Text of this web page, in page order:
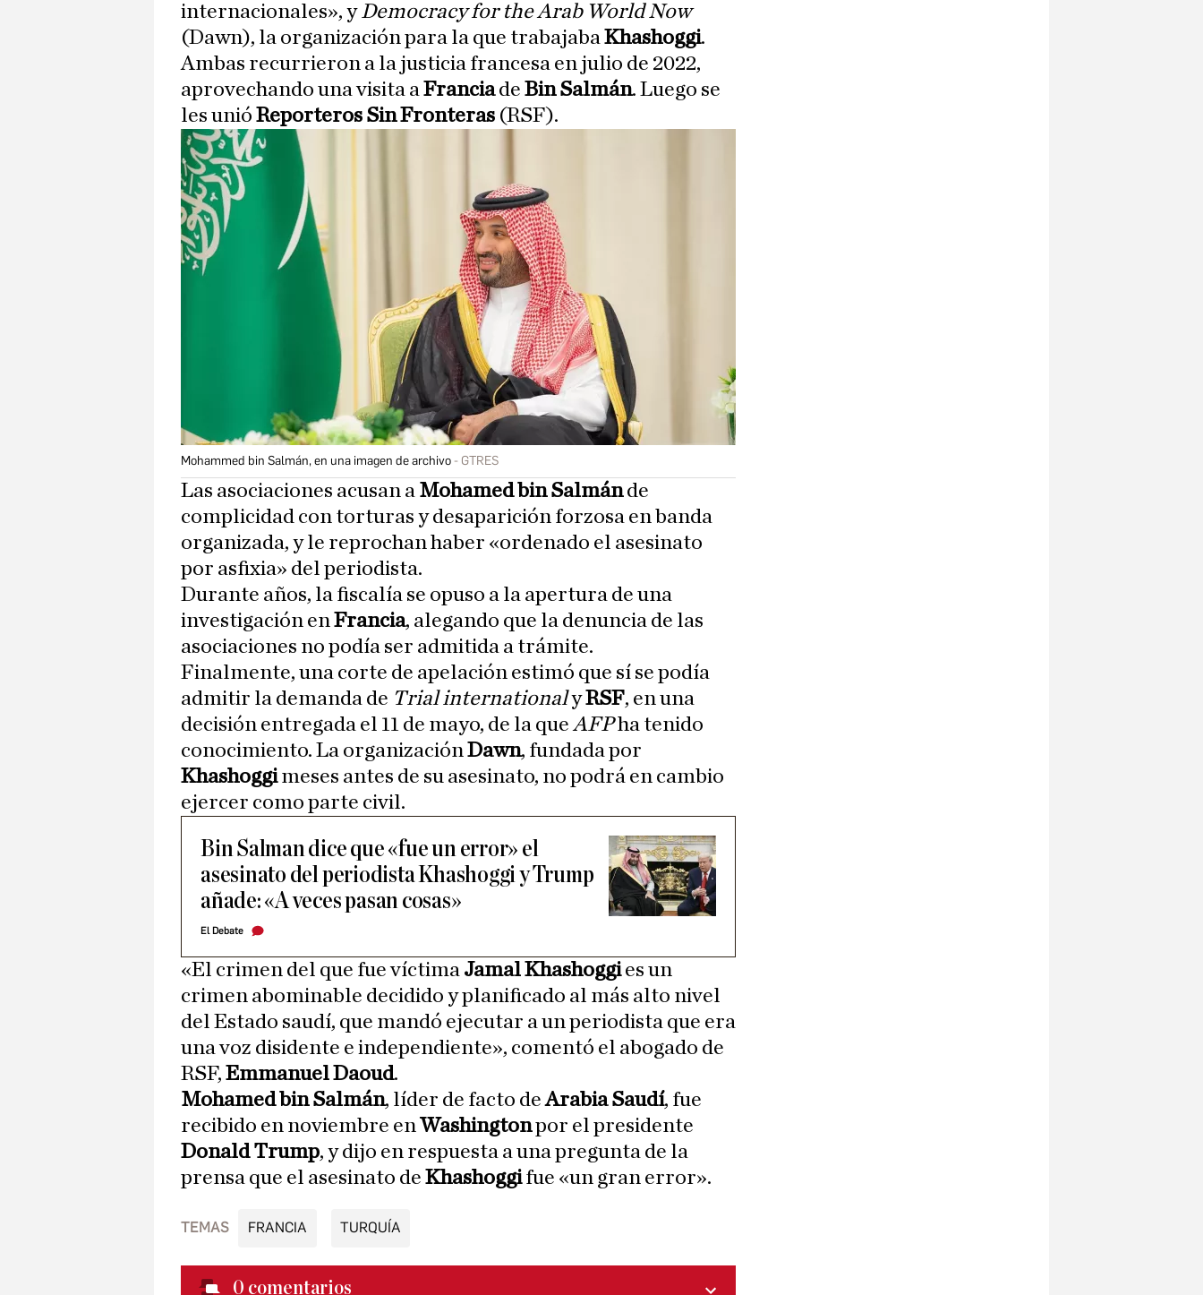
internacionales», yDemocracy for the Arab World Now
(Dawn), la organización para la que trabajabaKhashoggi.
Ambas recurrieron a la justicia francesa en julio de 2022,
aprovechando una visita aFranciade Bin Salmán. Luego se
les unió Reporteros Sin Fronteras (RSF).
Mohammed bin Salmán, en una imagen de archivo GTRES
Las asociaciones acusan a Mohamed bin Salmánde
complicidad con torturas y desaparición forzosa en banda
organizada, y le reprochan haber «ordenado el asesinato
por asfixia» del periodista.
Durante años, la fiscalía se opuso a la apertura de una
investigación enFrancia, alegando que la denuncia de las
asociaciones no podía ser admitida a trámite.
Finalmente, una corte de apelación estimó que sí se podía
admitir la demanda de Trial internationalyRSF, en una
decisión entregada el 11 de mayo, de la queAFPha tenido
conocimiento. La organizaciónDawn, fundada por
Khashoggimeses antes de su asesinato, no podrá en cambio
ejercer como parte civil.
Bin Salman dice que «fue un error» el
asesinato del periodista Khashoggi y Trump
añade: «A veces pasan cosas»
El Debate
«El crimen del que fue víctima Jamal Khashoggies un
crimen abominable decidido y planificado al más alto nivel
del Estado saudí, que mandó ejecutar a un periodista que era
una voz disidente e independiente», comentó el abogado de
RSF, Emmanuel Daoud.
Mohamed bin Salmán, líder de facto deArabia Saudí, fue
recibido en noviembre enWashingtonpor el presidente
Donald Trump, y dijo en respuesta a una pregunta de la
prensa que el asesinato de Khashoggifue «un gran error».
TEMAS FRANCIA TURQUÍA
0 comentarios